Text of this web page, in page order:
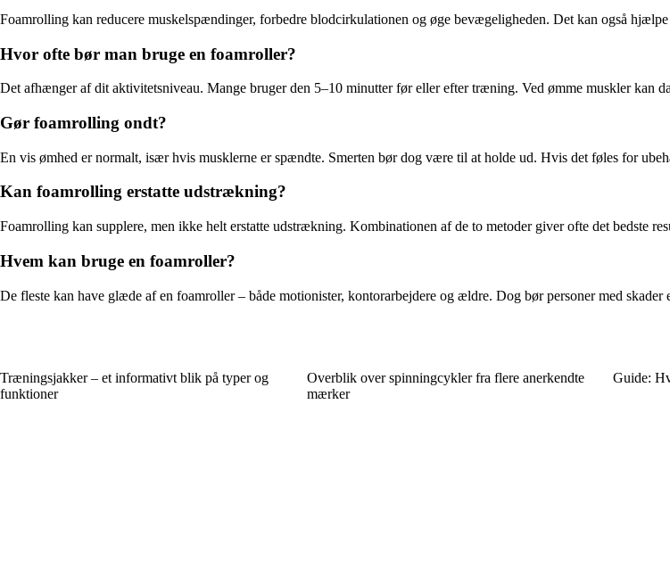
Foamrolling kan reducere muskelspændinger, forbedre blodcirkulationen og øge bevægeligheden. Det kan også
Hvor ofte bør man bruge en foamroller?
Det afhænger af dit aktivitetsniveau. Mange bruger den 5–10 minutter før eller efter træning. Ved ømme muskler kan
Gør foamrolling ondt?
En vis ømhed er normalt, især hvis musklerne er spændte. Smerten bør dog være til at holde ud. Hvis det føles for
Kan foamrolling erstatte udstrækning?
Foamrolling kan supplere, men ikke helt erstatte udstrækning. Kombinationen af de to metoder giver ofte det bedste
Hvem kan bruge en foamroller?
De fleste kan have glæde af en foamroller – både motionister, kontorarbejdere og ældre. Dog bør personer med
Træningsjakker – et informativt blik på typer og
funktioner
Overblik over spinningcykler fra flere anerkendte
mærker
Guide: